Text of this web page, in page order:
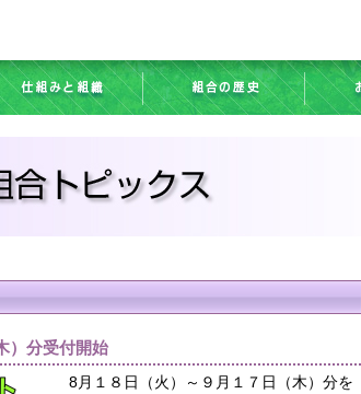
）分受付開始
8月１８日（火）～９月１７日（木）分を